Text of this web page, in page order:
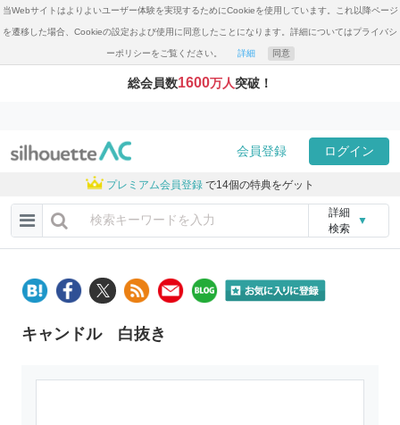
当Webサイトはよりよいユーザー体験を実現するためにCookieを使用しています。これ以降ページ
を遷移した場合、Cookieの設定および使用に同意したことになります。詳細についてはプライバシ
ーポリシーをご覧ください。 詳細 同意
総会員数1600万人突破！
会員登録 ログイン
プレミアム会員登録 で14個の特典をゲット
詳細
検索
▼
キャンドル 白抜き